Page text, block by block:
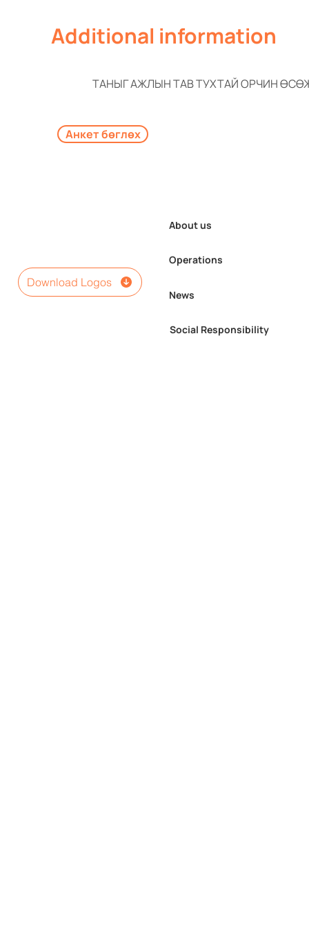
Additional information
ТАНЫГ АЖЛЫН ТАВ ТУХТАЙ ОРЧИН
Анкет бөглөх
Download Logos
About us
Operations
News
Social Responsibility